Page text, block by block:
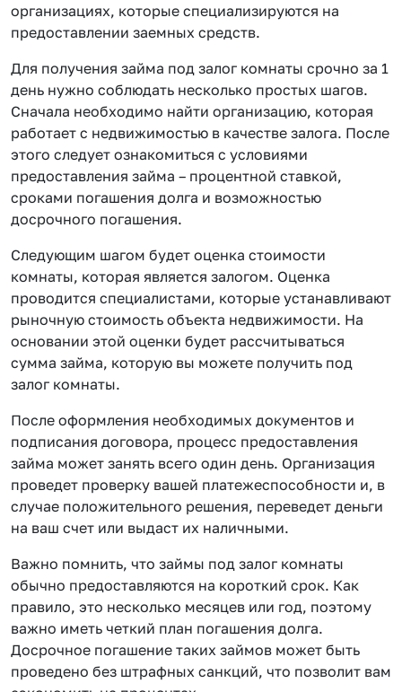
организациях, которые специализируются на
предоставлении заемных средств.
Для получения займа под залог комнаты срочно за 1
день нужно соблюдать несколько простых шагов.
Сначала необходимо найти организацию, которая
работает с недвижимостью в качестве залога. После
этого следует ознакомиться с условиями
предоставления займа – процентной ставкой,
сроками погашения долга и возможностью
досрочного погашения.
Следующим шагом будет оценка стоимости
комнаты, которая является залогом. Оценка
проводится специалистами, которые устанавливают
рыночную стоимость объекта недвижимости. На
основании этой оценки будет рассчитываться
сумма займа, которую вы можете получить под
залог комнаты.
После оформления необходимых документов и
подписания договора, процесс предоставления
займа может занять всего один день. Организация
проведет проверку вашей платежеспособности и, в
случае положительного решения, переведет деньги
на ваш счет или выдаст их наличными.
Важно помнить, что займы под залог комнаты
обычно предоставляются на короткий срок. Как
правило, это несколько месяцев или год, поэтому
важно иметь четкий план погашения долга.
Досрочное погашение таких займов может быть
проведено без штрафных санкций, что позволит вам